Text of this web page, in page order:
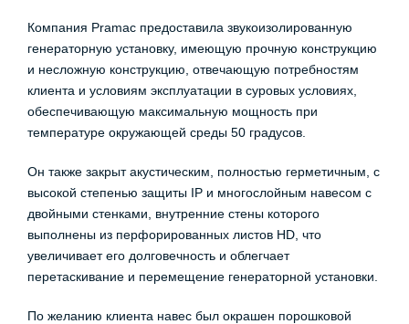
Компания Pramac предоставила звукоизолированную
генераторную установку, имеющую прочную конструкцию
и несложную конструкцию, отвечающую потребностям
клиента и условиям эксплуатации в суровых условиях,
обеспечивающую максимальную мощность при
температуре окружающей среды 50 градусов.
Он также закрыт акустическим, полностью герметичным, с
высокой степенью защиты IP и многослойным навесом с
двойными стенками, внутренние стены которого
выполнены из перфорированных листов HD, что
увеличивает его долговечность и облегчает
перетаскивание и перемещение генераторной установки.
По желанию клиента навес был окрашен порошковой